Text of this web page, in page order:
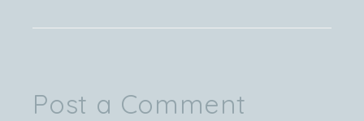
Post a Comment